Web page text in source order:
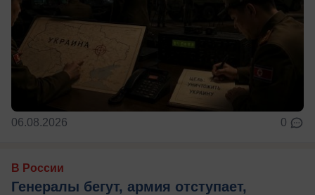
06.08.2026 0
В России
Генералы бегут, армия отступает,